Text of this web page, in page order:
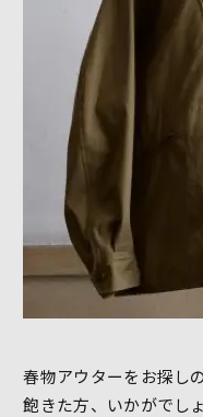
春物アウターをお探し
飽きた方、いかがでし